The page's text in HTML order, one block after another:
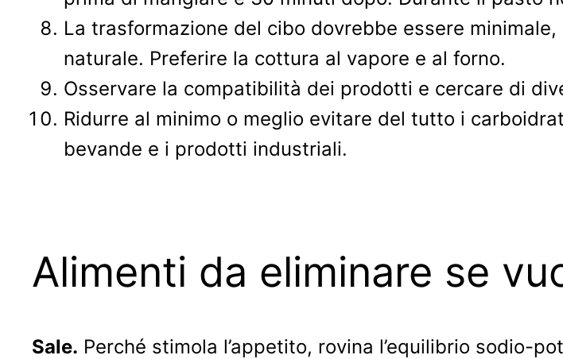
La trasformazione del cibo dovrebbe essere
naturale. Preferire la cottura al vapore e al forno.
Osservare la compatibilità dei prodotti e cercare di
Ridurre al minimo o meglio evitare del tutto i
bevande e i prodotti industriali.
Alimenti da eliminare se
Sale. Perché stimola l’appetito, rovina l’equilibrio sodio-